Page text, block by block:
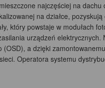
najczęściej na dachu
na działce, pozyskują
który powstaje w modułach
urządzeń elektrycznych.
a dzięki
Operatora systemu